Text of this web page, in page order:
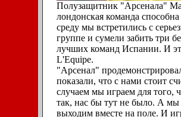
Полузащитник "Арсенала"
лондонская команда
среду мы встретились с
группе и сумели забить три
лучших команд Испании. И
L'Equipe.
"Арсенал"
показали, что с нами стоит
случаем мы играем для того,
так, нас бы тут не было. А мы
выходим вместе на поле. И